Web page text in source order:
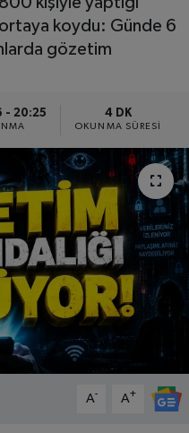
ortaya koydu: Günde 6
gözetim
- 20:25 4 DK
OKUNMA SÜRESI
A- A+